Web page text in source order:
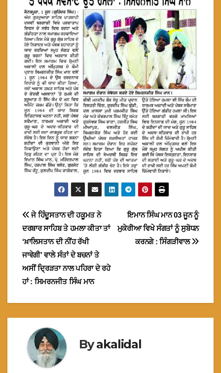
Post
navigation
ਇਮਾਨ ਸਿੰਘ ਮਾਨ 03 ਜੂਨ ਨੂੰ
ਮੁਕੇਰੀਆ ਵਿਖੇ ਸੰਗਤਾਂ ਨੂੰ ਸੁਬੋਧਨ
ਕਰਨਗੇ : ਸਿੰਗੜੀਵਾਲ
ਜੇ ਹਿੰਦੂਸਤਾਨ ਦੀ ਹਕੂਮਤ ਨੇ
ਦਰਬਾਰ ਸਾਹਿਬ ਤੇ ਹਮਲਾ ਕੀਤਾ ਤਾਂ
‘ਖ਼ਾਲਿਸਤਾਨ ਦੀ ਨੀਂਹ ਰੱਖੀ
ਜਾਵੇਗੀ’ ਵਾਲੇ ਸੰਤਾਂ ਦੇ ਬਚਨਾਂ ਤੇ
ਅਸੀਂ ਦ੍ਰਿੜਤਾ ਨਾਲ ਪਹਿਰਾ ਦੇ ਰਹੇ
ਹਾਂ : ਸਿਮਰਨਜੀਤ ਸਿੰਘ ਮਾਨ
Byakalidal